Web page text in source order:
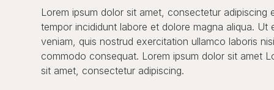
Lorem ipsum dolor sit amet, consectetur adipiscing
tempor incididunt labore et dolore magna aliqua. Ut
veniam, quis nostrud exercitation ullamco laboris
commodo consequat. Lorem ipsum dolor sit amet
sit amet, consectetur adipiscing.